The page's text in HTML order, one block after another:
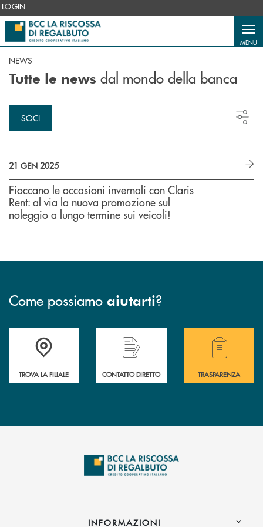
Salta al contenuto principale
LOGIN
MENU
NEWS
Tutte le news dal mondo della banca
SOCI
21 GEN 2025
Fioccano le occasioni invernali con Claris
Rent: al via la nuova promozione sul
noleggio a lungo termine sui veicoli!
Come possiamo aiutarti?
Accedi all' elenco completo delle filiali della Bcc
TROVA LA FILIALE
Hai bisogno di assistenza immediata?
CONTATTO DIRETTO
Hai bisogno di
TRASPARENZA
INFORMAZIONI